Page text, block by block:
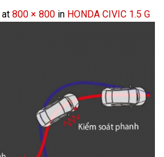
at 800 × 800 in HONDA CIVIC 1.5 G